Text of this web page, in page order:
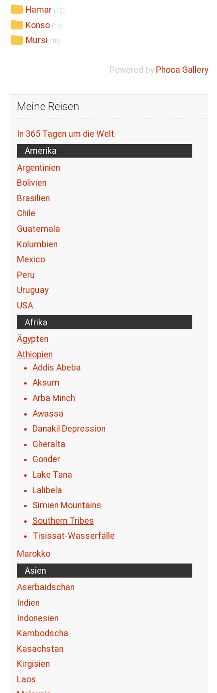
Hamar (12)
Konso (13)
Mursi (18)
Powered by Phoca Gallery
Meine Reisen
In 365 Tagen um die Welt
Amerika
Argentinien
Bolivien
Brasilien
Chile
Guatemala
Kolumbien
Mexico
Peru
Uruguay
USA
Afrika
Ägypten
Äthiopien
Addis Abeba
Aksum
Arba Minch
Awassa
Danakil Depression
Gheralta
Gonder
Lake Tana
Lalibela
Simien Mountains
Southern Tribes
Tisissat-Wasserfälle
Marokko
Asien
Aserbaidschan
Indien
Indonesien
Kambodscha
Kasachstan
Kirgisien
Laos